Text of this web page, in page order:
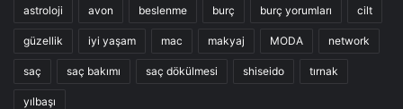
astroloji avon beslenme burç burç yorumları cilt
güzellik iyi yaşam mac makyaj MODA network
saç saç bakımı saç dökülmesi shiseido tırnak
yılbaşı